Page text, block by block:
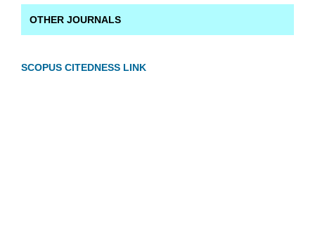
OTHER JOURNALS
SCOPUS CITEDNESS LINK